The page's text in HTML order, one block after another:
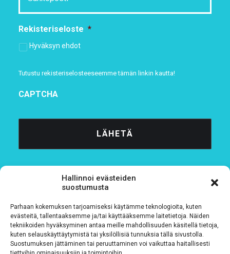
Hallinnoi evästeiden
suostumusta
Parhaan kokemuksen tarjoamiseksi käytämme teknologioita, kuten
evästeitä, tallentaaksemme ja/tai käyttääksemme laitetietoja. Näiden
tekniikoiden hyväksyminen antaa meille mahdollisuuden käsitellä tietoja,
kuten selauskäyttäytymistä tai yksilöllisiä tunnuksia tällä sivustolla.
Suostumuksen jättäminen tai peruuttaminen voi vaikuttaa haitallisesti
Rekisteriseloste *
Hyväksyn ehdot
Tutustu rekisteriselosteeseemmetämän linkin kautta!
CAPTCHA
Tietosuojaseloste
Verkkolaskutustiedot